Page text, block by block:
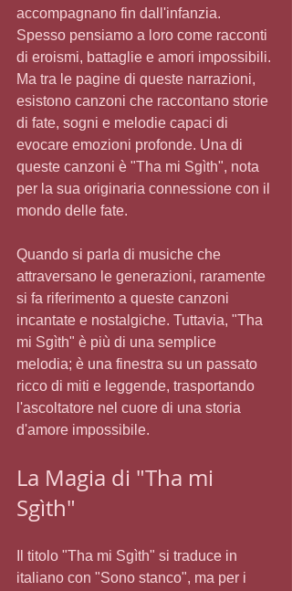
accompagnano fin dall'infanzia.
Spesso pensiamo a loro come racconti
di eroismi, battaglie e amori impossibili.
Ma tra le pagine di queste narrazioni,
esistono canzoni che raccontano storie
di fate, sogni e melodie capaci di
evocare emozioni profonde. Una di
queste canzoni è "Tha mi Sgìth", nota
per la sua originaria connessione con il
mondo delle fate.
Quando si parla di musiche che
attraversano le generazioni, raramente
si fa riferimento a queste canzoni
incantate e nostalgiche. Tuttavia, "Tha
mi Sgìth" è più di una semplice
melodia; è una finestra su un passato
ricco di miti e leggende, trasportando
l'ascoltatore nel cuore di una storia
d'amore impossibile.
La Magia di "Tha mi
Sgìth"
Il titolo "Tha mi Sgìth" si traduce in
italiano con "Sono stanco", ma per i